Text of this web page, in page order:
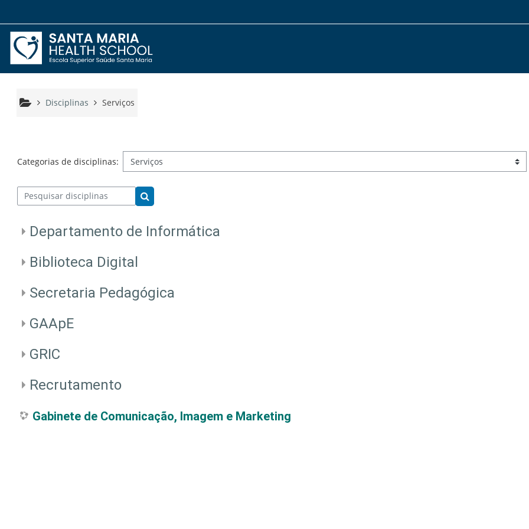
Disciplinas Serviços
Categorias de disciplinas:
Pesquisar disciplinas
Pesquisar disciplinas
Departamento de Informática
Biblioteca Digital
Secretaria Pedagógica
GAApE
GRIC
Recrutamento
Gabinete de Comunicação, Imagem e Marketing